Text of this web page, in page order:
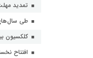
تمدید
طی سال
کلکسیون
افتتاح